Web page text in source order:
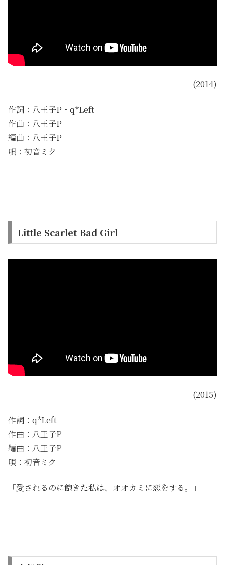
(2014)
作詞：八王子P・q*Left
作曲：八王子P
編曲：八王子P
唄：初音ミク
Little Scarlet Bad Girl
(2015)
作詞：q*Left
作曲：八王子P
編曲：八王子P
唄：初音ミク
「愛されるのに飽きた私は、オオカミに恋をする。」